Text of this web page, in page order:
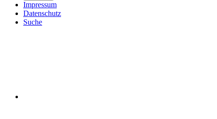
Impressum
Datenschutz
Suche